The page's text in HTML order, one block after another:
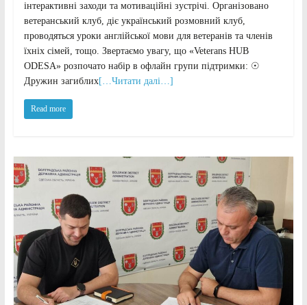
інтерактивні заходи та мотиваційні зустрічі. Організовано
ветеранський клуб, діє український розмовний клуб,
проводяться уроки англійської мови для ветеранів та членів
їхніх сімей, тощо. Звертаємо увагу, що «Veterans HUB
ODESA» розпочато набір в офлайн групи підтримки: ☉
Дружин загиблих[…Читати далі…]
Read more